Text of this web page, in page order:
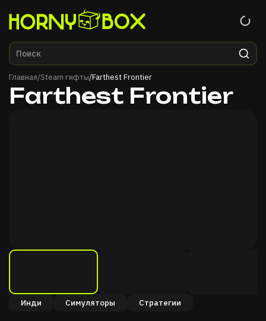
Главная/Steam гифты/Farthest Frontier
Farthest Frontier
Инди Симуляторы Стратегии